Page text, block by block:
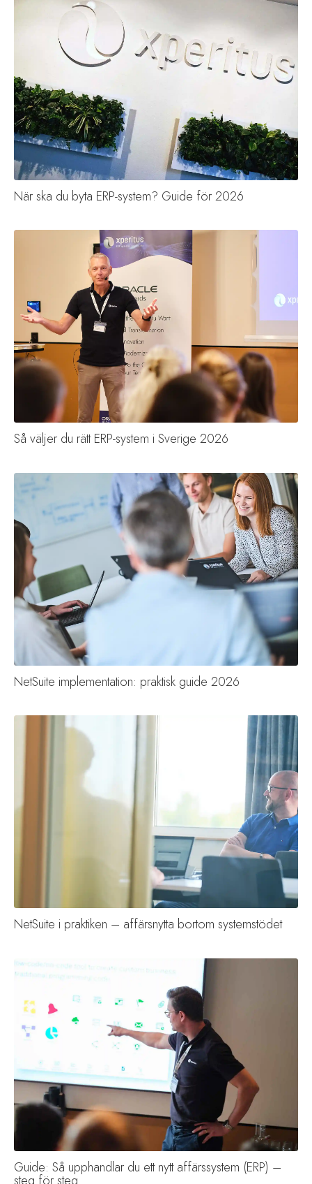
När ska du byta ERP-system? Guide för 2026
Så väljer du rätt ERP-system i Sverige 2026
NetSuite implementation: praktisk guide 2026
NetSuite i praktiken – affärsnytta bortom systemstödet
Guide: Så upphandlar du ett nytt affärssystem (ERP) –